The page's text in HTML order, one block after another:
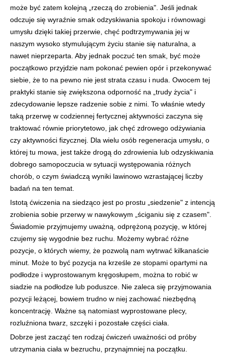
może być zatem kolejną „rzeczą do zrobienia". Jeśli jednak
odczuje się wyraźnie smak odzyskiwania spokoju i równowagi
umysłu dzięki takiej przerwie, chęć podtrzymywania jej w
naszym wysoko stymulującym życiu stanie się naturalna, a
nawet nieprzeparta. Aby jednak poczuć ten smak, być może
początkowo przyjdzie nam pokonać pewien opór i przekonywać
siebie, że to na pewno nie jest strata czasu i nuda. Owocem tej
praktyki stanie się zwiększona odporność na „trudy życia" i
zdecydowanie lepsze radzenie sobie z nimi. To właśnie wtedy
taką przerwę w codziennej fertycznej aktywności zaczyna się
traktować równie priorytetowo, jak chęć zdrowego odżywiania
czy aktywności fizycznej. Dla wielu osób regeneracja umysłu, o
której tu mowa, jest także drogą do zdrowienia lub odzyskiwania
dobrego samopoczucia w sytuacji występowania różnych
chorób, o czym świadczą wyniki lawinowo wzrastającej liczby
badań na ten temat.
Istotą ćwiczenia na siedząco jest po prostu „siedzenie" z intencją
zrobienia sobie przerwy w nawykowym „ściganiu się z czasem".
Świadomie przyjmujemy uważną, odprężoną pozycję, w której
czujemy się wygodnie bez ruchu. Możemy wybrać różne
pozycje, o których wiemy, że pozwolą nam wytrwać kilkanaście
minut. Może to być pozycja na krześle ze stopami opartymi na
podłodze i wyprostowanym kręgosłupem, można to robić w
siadzie na podłodze lub poduszce. Nie zaleca się przyjmowania
pozycji leżącej, bowiem trudno w niej zachować niezbędną
koncentrację. Ważne są natomiast wyprostowane plecy,
rozluźniona twarz, szczęki i pozostałe części ciała.
Dobrze jest zacząć ten rodzaj ćwiczeń uważności od próby
utrzymania ciała w bezruchu, przynajmniej na początku.